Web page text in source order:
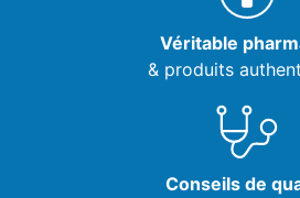
Véritable
& produits
Conseils de